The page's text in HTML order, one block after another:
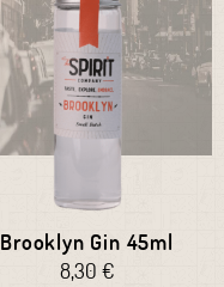
Brooklyn Gin 45ml
8,30 €